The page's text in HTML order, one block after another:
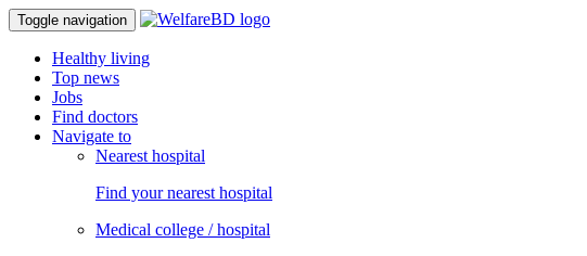
Toggle navigation
Healthy living
Top news
Jobs
Find doctors
Navigate to
Nearest hospital
Find your nearest hospital
Medical college / hospital